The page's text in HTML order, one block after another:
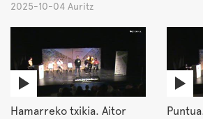
2025-10-04 Auritz
Hamarreko txikia. Aitor